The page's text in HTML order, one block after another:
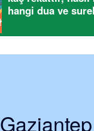
hangi dua ve
Gaziantep